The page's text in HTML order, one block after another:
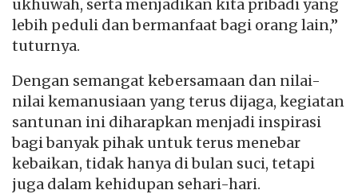
ukhuwah, serta menjadikan kita pribadi yang
lebih peduli dan bermanfaat bagi orang lain,”
tuturnya.
Dengan semangat kebersamaan dan nilai-
nilai kemanusiaan yang terus dijaga, kegiatan
santunan ini diharapkan menjadi inspirasi
bagi banyak pihak untuk terus menebar
kebaikan, tidak hanya di bulan suci, tetapi
juga dalam kehidupan sehari-hari.